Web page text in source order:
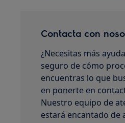
Contacta con
¿Necesitas más
seguro de cómo
encuentras lo que
en ponerte en
Nuestro equipo de
estará encantado de